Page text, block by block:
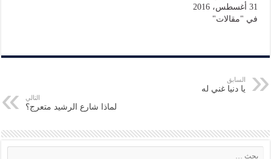
31 أغسطس، 2016
في "مقالات"
السابق
يا دنيا غني له
التالي
لماذا شارع الرشيد متعرج؟